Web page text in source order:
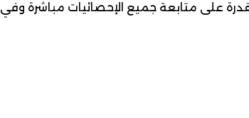
على متابعة جميع الإحصائيات مباشرة وفي